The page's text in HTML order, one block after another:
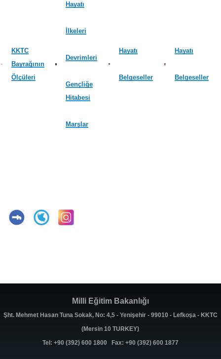
KKTC
Bayrağının
Ölçüleri
Hayatı
İlkeleri
Devrimleri
Gençliğe
Hitabesi
Marşlar
Hayatı
Belgeseller
Hayatı
Belgeseller
Milli Eğitim Bakanlığı
Şht. Mehmet Hasan Tuna Sokak, No: 4,5 - Yenişehir - 99010 - Lefkoşa - KKTC
(Mersin 10 TURKEY)
Tel: +90 (392) 600 1800 Fax: +90 (392) 600 1877